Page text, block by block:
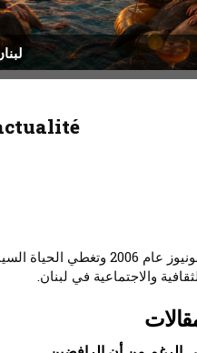
تأسست ليبانونيوز عام 2006
والاجتماعية في لبنان.